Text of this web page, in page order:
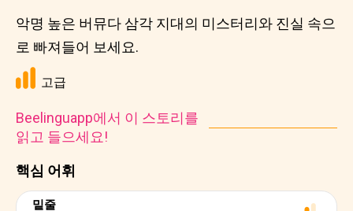
핵심 어휘
밑줄
악명 높은 버뮤다 삼각 지대의 미스터리와 진실 속으
로 빠져들어 보세요.
고급
Beelinguapp에서 이 스토리를
읽고 들으세요!